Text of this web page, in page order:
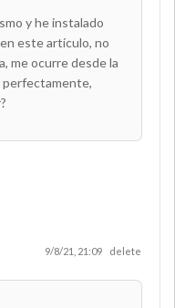
y he instalado
este artículo, no
me ocurre desde la
perfectamente,
9/8/21, 21:09 delete